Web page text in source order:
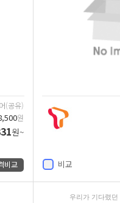
(공유)
원
원~
비교 비교
우리가 기다렸